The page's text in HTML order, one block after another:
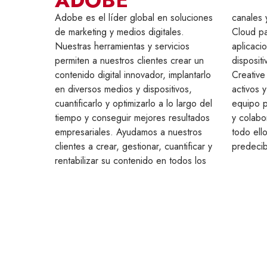
Adobe es el líder global en soluciones
de marketing y medios digitales.
Nuestras herramientas y servicios
permiten a nuestros clientes crear un
contenido digital innovador, implantarlo
en diversos medios y dispositivos,
cuantificarlo y optimizarlo a lo largo del
tiempo y conseguir mejores resultados
empresariales. Ayudamos a nuestros
clientes a crear, gestionar, cuantificar y
rentabilizar su contenido en todos los
canales y pantallas. Adobe Creative
Cloud para equipos conecta las
aplicaciones de escritorio, las apps para
dispositivos móviles y los servicios de
Creative Cloud más recientes con tus
activos y tu comunidad, de modo que tu
equipo pueda crear sus mejores trabajos
y colaborar de una manera más fácil, y
todo ello a un precio asequible y